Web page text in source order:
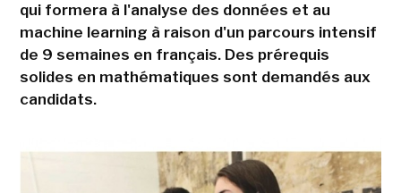
qui formera à l'analyse des données et au
machine learning à raison d'un parcours intensif
de 9 semaines en français. Des prérequis
solides en mathématiques sont demandés aux
candidats.